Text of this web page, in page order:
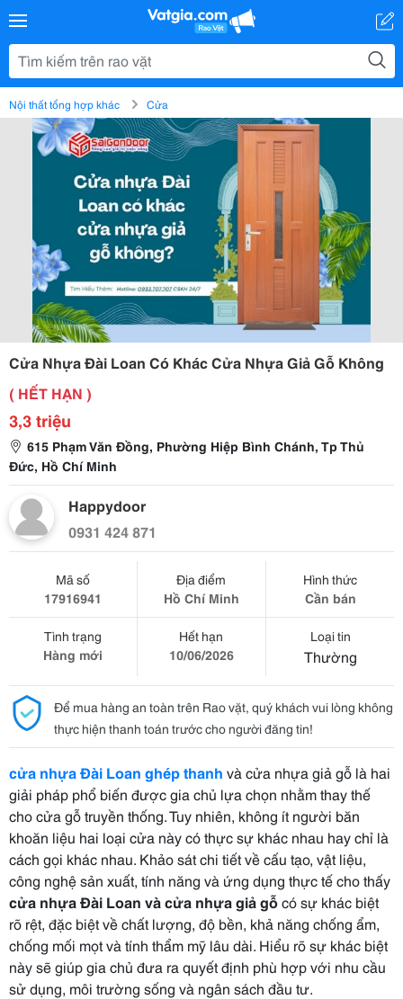
Nội thất tổng hợp khác Cửa
Cửa Nhựa Đài Loan Có Khác Cửa Nhựa Giả Gỗ Không
( HẾT HẠN )
3,3 triệu
615 Phạm Văn Đồng, Phường Hiệp Bình Chánh, Tp Thủ
Đức, Hồ Chí Minh
Happydoor
0931 424 871
Mã số
17916941
Địa điểm
Hồ Chí Minh
Hình thức
Cần bán
Tình trạng
Hàng mới
Hết hạn
10/06/2026
Loại tin
Thường
Để mua hàng an toàn trên Rao vặt, quý khách vui lòng không
thực hiện thanh toán trước cho người đăng tin!
cửa nhựa Đài Loan ghép thanh và cửa nhựa giả gỗ là hai
giải pháp phổ biến được gia chủ lựa chọn nhằm thay thế
cho cửa gỗ truyền thống. Tuy nhiên, không ít người băn
khoăn liệu hai loại cửa này có thực sự khác nhau hay chỉ là
cách gọi khác nhau. Khảo sát chi tiết về cấu tạo, vật liệu,
công nghệ sản xuất, tính năng và ứng dụng thực tế cho thấy
cửa nhựa Đài Loan và cửa nhựa giả gỗcó sự khác biệt
rõ rệt, đặc biệt về chất lượng, độ bền, khả năng chống ẩm,
chống mối mọt và tính thẩm mỹ lâu dài. Hiểu rõ sự khác biệt
này sẽ giúp gia chủ đưa ra quyết định phù hợp với nhu cầu
sử dụng, môi trường sống và ngân sách đầu tư.